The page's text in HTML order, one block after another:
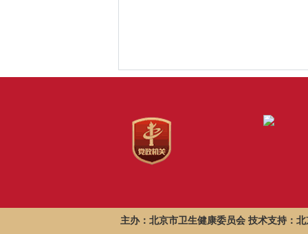
主办：北京市卫生健康委员会 技术支持：